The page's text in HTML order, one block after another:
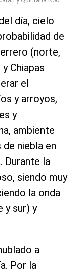
día, cielo
de
(norte,
Chiapas
el
y arroyos,
y
ambiente
niebla en
Durante la
siendo muy
la onda
y sur) y
a
Por la